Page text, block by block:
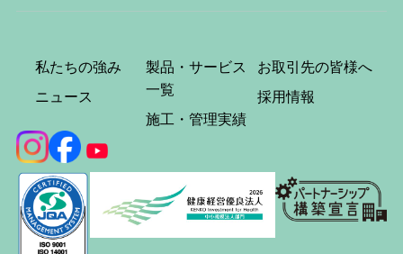
私たちの強み
ニュース
製品・サービス
一覧
施工・管理実績
お取引先の皆様へ
採用情報